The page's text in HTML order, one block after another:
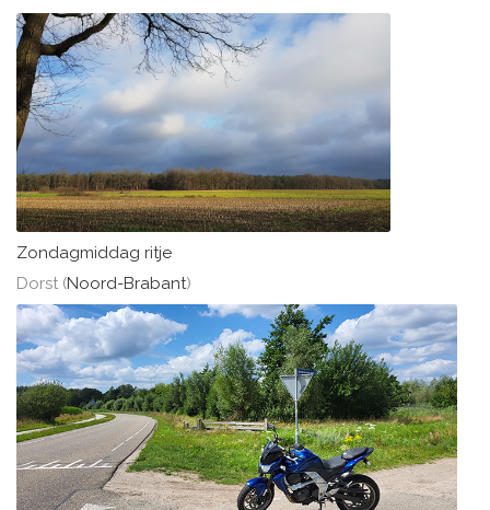
Zondagmiddag ritje
Dorst (Noord-Brabant)